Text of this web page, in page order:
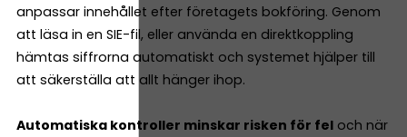
anpassar innehållet efter företagets bokföring. Genom
att läsa in en SIE-fil, eller använda en direktkoppling
hämtas siffrorna automatiskt och systemet hjälper till
att säkerställa att allt hänger ihop.
Automatiska kontroller minskar risken för fel och när